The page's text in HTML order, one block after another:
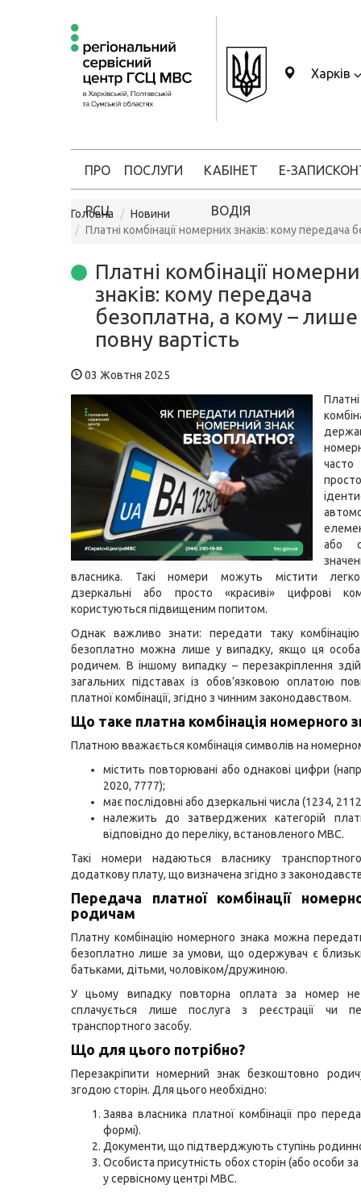
Харків
ПРО
РСЦ
ПОСЛУГИ КАБІНЕТ
ВОДІЯ
Е-ЗАПИС
Головна
Новини
Платні комбінації номерних знаків: кому
Платні комбінації
знаків: кому передача
безоплатна, а кому – лише
повну вартість
03 Жовтня 2025
або
власника. Такі номери можуть містити легко
дзеркальні або просто «красиві» цифрові
користуються підвищеним попитом.
Однак важливо знати: передати таку комбінацію
безоплатно можна лише у випадку, якщо ця
родичем. В іншому випадку – перезакріплення
загальних підставах із обов’язковою оплатою
платної комбінації, згідно з чинним законодавством.
Що таке платна комбінація номерного
Платною вважається комбінація символів на
містить повторювані або однакові цифри
2020, 7777);
має послідовні або дзеркальні числа (1234,
належить до затверджених категорій
відповідно до переліку, встановленого МВС.
Такі номери надаються власнику
додаткову плату, що визначена згідно з
Передача платної комбінації
родичам
Платну комбінацію номерного знака можна
безоплатно лише за умови, що одержувач є
батьками, дітьми, чоловіком/дружиною.
У цьому випадку повторна оплата за номер не
сплачується лише послуга з реєстрації чи
транспортного засобу.
Що для цього потрібно?
Перезакріпити номерний знак безкоштовно
згодою сторін. Для цього необхідно:
Заява власника платної комбінації про
формі).
Документи, що підтверджують ступінь
Особиста присутність обох сторін (або особи
у сервісному центрі МВС.